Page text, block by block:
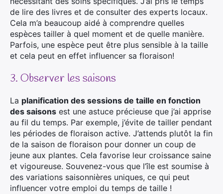
de lire des livres et de consulter des experts locaux.
Cela m’a beaucoup aidé à comprendre quelles
espèces tailler à quel moment et de quelle manière.
Parfois, une espèce peut être plus sensible à la taille
et cela peut en effet influencer sa floraison!
3. Observer les saisons
La planification des sessions de taille en fonction
des saisons est une astuce précieuse que j’ai apprise
au fil du temps. Par exemple, j’évite de tailler pendant
les périodes de floraison active. J’attends plutôt la fin
de la saison de floraison pour donner un coup de
jeune aux plantes. Cela favorise leur croissance saine
et vigoureuse. Souvenez-vous que l’île est soumise à
des variations saisonnières uniques, ce qui peut
influencer votre emploi du temps de taille !